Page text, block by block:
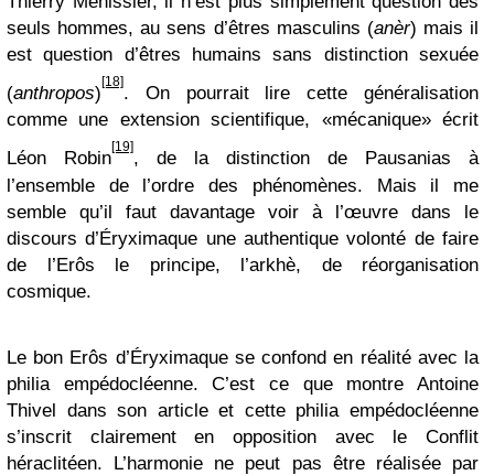
seuls hommes, au sens d’êtres masculins (anèr) mais il
est question d’êtres humains sans distinction sexuée
(anthropos)
[18]
. On pourrait lire cette généralisation
comme une extension scientifique, «mécanique» écrit
Léon Robin
[19]
, de la distinction de Pausanias à
l’ensemble de l’ordre des phénomènes. Mais il me
semble qu’il faut davantage voir à l’œuvre dans le
discours d’Éryximaque une authentique volonté de faire
de l’Erôs le principe, l’arkhè, de réorganisation
cosmique.
Le bon Erôs d’Éryximaque se confond en réalité avec la
philia empédocléenne. C’est ce que montre Antoine
Thivel dans son article et cette philia empédocléenne
s’inscrit clairement en opposition avec le Conflit
héraclitéen. L’harmonie ne peut pas être réalisée par